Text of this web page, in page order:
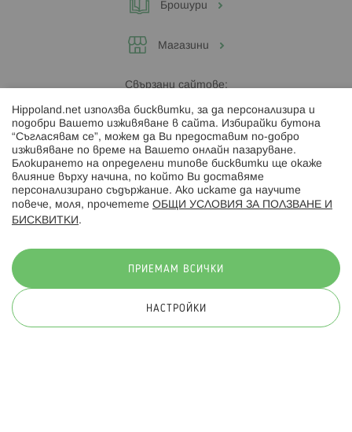
Брошури
Магазини
Свързани сайтове:
Hippoland.ro
Последвайте ни:
© 2026 Hippoland.net. Всички права запазени
Hippoland.net използва бисквитки, за да персонализира и
подобри Вашето изживяване в сайта. Избирайки бутона
“Съгласявам се”, можем да Ви предоставим по-добро
изживяване по време на Вашето онлайн пазаруване.
Блокирането на определени типове бисквитки ще окаже
влияние върху начина, по който Ви доставяме
персонализирано съдържание. Ако искате да научите
повече, моля, прочетете ОБЩИ УСЛОВИЯ ЗА ПОЛЗВАНЕ И
БИСКВИТКИ .
ПРИЕМАМ ВСИЧКИ
НАСТРОЙКИ